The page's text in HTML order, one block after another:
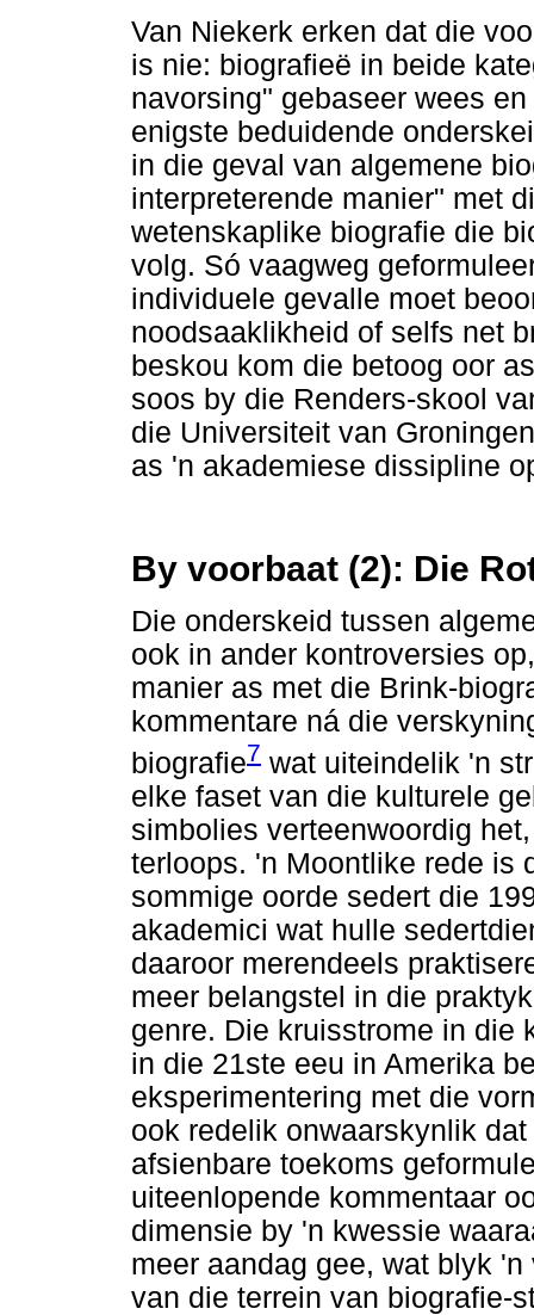
Van Niekerk erken dat die
is nie: biografieë in beide
navorsing" gebaseer wees
enigste beduidende
in die geval van algemene
interpreterende manier" met
wetenskaplike biografie die
volg. Só vaagweg
individuele gevalle moet
noodsaaklikheid of selfs net
beskou kom die betoog oor
soos by die Renders-skool
die Universiteit van
as 'n akademiese dissipline
By voorbaat (2): Die
Die onderskeid tussen
ook in ander kontroversies
manier as met die Brink-
kommentare ná die
biografie7 wat uiteindelik 'n
elke faset van die kulturele
simbolies verteenwoordig
terloops. 'n Moontlike rede is
sommige oorde sedert die
akademici wat hulle
daaroor merendeels
meer belangstel in die
genre. Die kruisstrome in die
in die 21ste eeu in Amerika
eksperimentering met die
ook redelik onwaarskynlik
afsienbare toekoms
uiteenlopende kommentaar
dimensie by 'n kwessie
meer aandag gee, wat blyk
van die terrein van biografie-